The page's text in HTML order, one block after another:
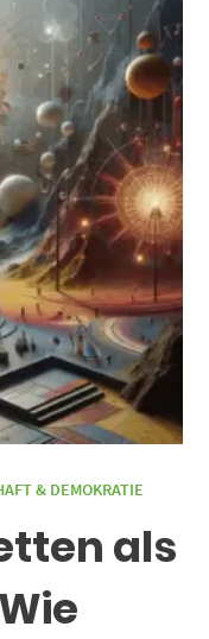
& DEMOKRATIE
als